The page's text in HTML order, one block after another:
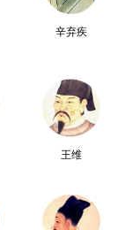
辛弃疾
王维